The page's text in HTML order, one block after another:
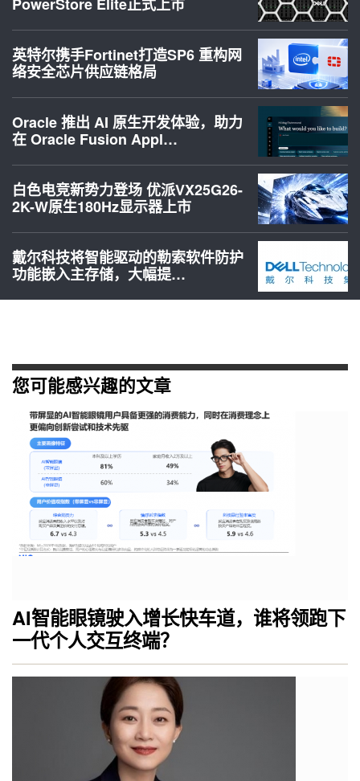
英特尔携手Fortinet打造SP6 重构网
络安全芯片供应链格局
Oracle 推出 AI 原生开发体验，助力
在 Oracle Fusion Appl…
白色电竞新势力登场 优派VX25G26-
2K-W原生180Hz显示器上市
戴尔科技将智能驱动的勒索软件防护
功能嵌入主存储，大幅提…
您可能感兴趣的文章
AI智能眼镜驶入增长快车道，谁将领跑下
一代个人交互终端？